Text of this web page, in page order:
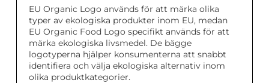
EU Organic Logo används för att märka olika
typer av ekologiska produkter inom EU, medan
EU Organic Food Logo specifikt används för att
märka ekologiska livsmedel. De bägge
logotyperna hjälper konsumenterna att snabbt
identifiera och välja ekologiska alternativ inom
olika produktkategorier.